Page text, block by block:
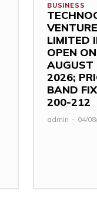
BUSINESS
LIMITED
OPEN ON
AUGUST
2026;
BAND
₹200-212
admin - 04/